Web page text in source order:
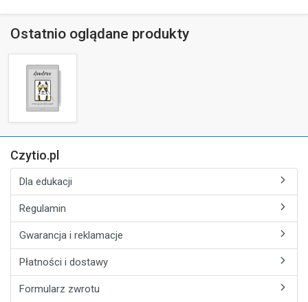
Ostatnio oglądane produkty
Czytio.pl
Dla edukacji
Regulamin
Gwarancja i reklamacje
Płatności i dostawy
Formularz zwrotu